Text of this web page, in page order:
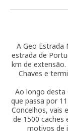
A Geo Estrada
estrada de
km de
Chaves e
Ao longo desta
que passa por
Concelhos, vais
de 1500 caches
motivos de